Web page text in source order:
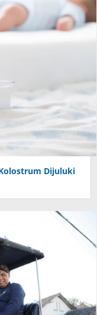
Dijuluki